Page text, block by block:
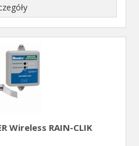
Wireless RAIN-CLIK